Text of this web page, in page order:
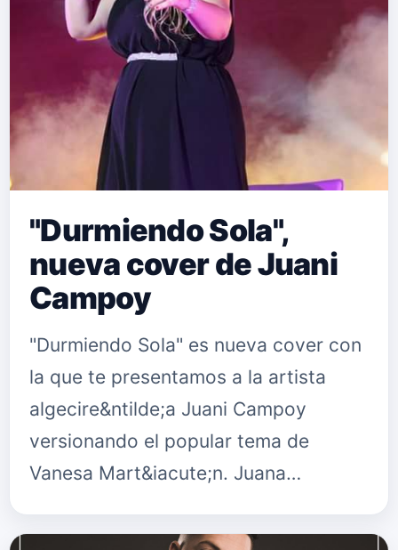
"Durmiendo Sola",
nueva cover de Juani
Campoy
"Durmiendo Sola" es nueva cover con
la que te presentamos a la artista
algecire&ntilde;a Juani Campoy
versionando el popular tema de
Vanesa Mart&iacute;n. Juana
natural de Algeciras,